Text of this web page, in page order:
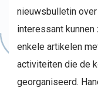
nieuwsbulletin
interessant kunnen
enkele artikelen
activiteiten die de
georganiseerd.